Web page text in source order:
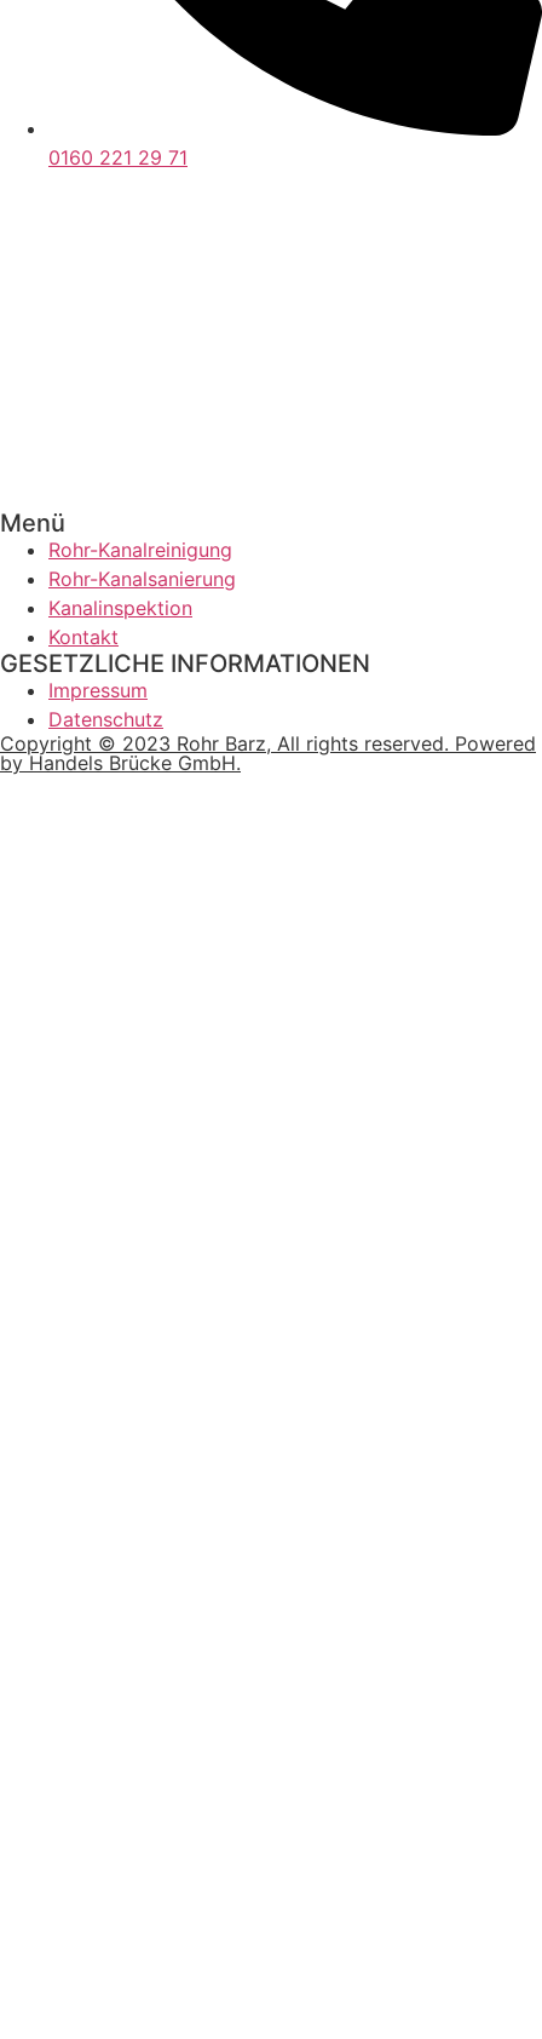
0160 221 29 71
Menü
Rohr-Kanalreinigung
Rohr-Kanalsanierung
Kanalinspektion
Kontakt
GESETZLICHE INFORMATIONEN
Impressum
Datenschutz
Copyright © 2023 Rohr Barz, All rights reserved. Powered
by Handels Brücke GmbH.